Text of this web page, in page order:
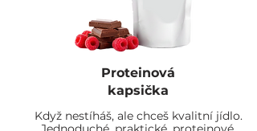
Proteinová
kapsička
Když nestíháš, ale chceš kvalitní jídlo.